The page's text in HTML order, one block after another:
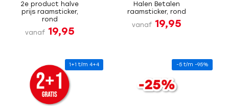
2e product halve
prijs raamsticker,
rond
vanaf 19,95
Halen Betalen
raamsticker, rond
vanaf 19,95
1+1 t/m 4+4 -5 t/m -95%